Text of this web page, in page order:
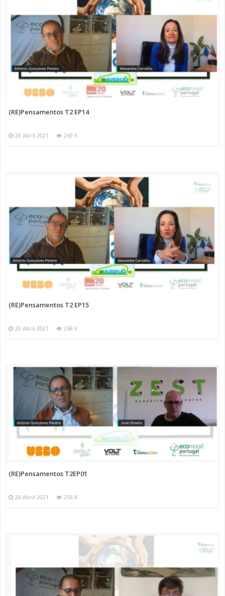
(RE)Pensamentos T2 EP14
20 Abril 2021 269 K
(RE)Pensamentos T2 EP15
20 Abril 2021 268 K
(RE)Pensamentos T2EP01
20 Abril 2021 256 K